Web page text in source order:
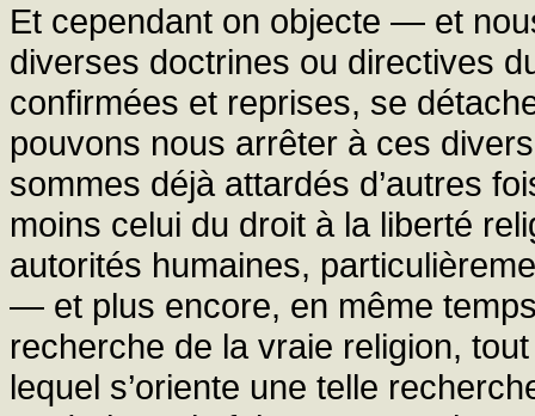
Et cependant on objecte — et
diverses doctrines ou directives
confirmées et reprises, se
pouvons nous arrêter à ces
sommes déjà attardés d’autres
moins celui du droit à la liberté
autorités humaines,
— et plus encore, en même
recherche de la vraie religion,
lequel s’oriente une telle